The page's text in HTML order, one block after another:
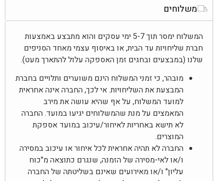
משלוחים
המשלוח ימסר תוך 5-7 ימי עסקים והוא מתבצע באמצעות
חברת שליחויות עד הבית, או באיסוף עצמי מאחד הסניפים
שלנו (במבצעים ובחגים זמן האספקה עלול להתארך מעט).
מובהר, כי זמני המשלוח הינם משוערים ותלויים בחברת
המבצעת את השליחויות. אי לכך, החברה אינה אחראית
למועד המשלוח, על אף שהיא עושה את מירב
המאמצים על מנת שהמשלוחים יגיעו במועד. החברה
לא תישא באחריות לאיחור/עיכוב במועד אספקת
המוצרים.
החברה לא תהיה אחראית לכל איחור או עיכוב במסירה
ו/או לאי-מסירה של הזמנה, שנגרם כתוצאה מ"כוח
עליון" ו/או מאירועים שאינם בשליטתה של החברה